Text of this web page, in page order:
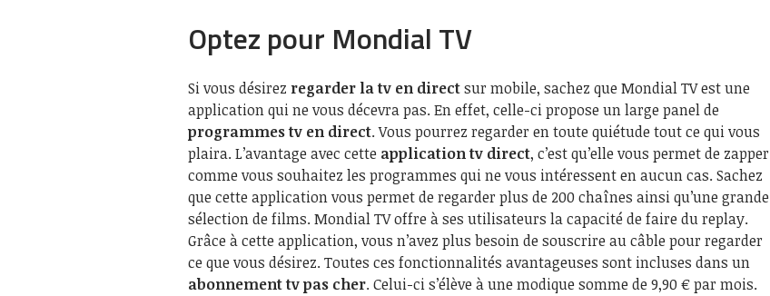
Optez pour Mondial TV
Si vous désirez regarder la tv en directsur mobile, sachez que Mondial TV est une
application qui ne vous décevra pas. En effet, celle-ci propose un large panel de
programmes tv en direct. Vous pourrez regarder en toute quiétude tout ce qui vous
plaira. L’avantage avec cette application tv direct, c’est qu’elle vous permet de zapper
comme vous souhaitez les programmes qui ne vous intéressent en aucun cas. Sachez
que cette application vous permet de regarder plus de 200 chaînes ainsi qu’une grande
sélection de films. Mondial TV offre à ses utilisateurs la capacité de faire du replay.
Grâce à cette application, vous n’avez plus besoin de souscrire au câble pour regarder
ce que vous désirez. Toutes ces fonctionnalités avantageuses sont incluses dans un
abonnement tv pas cher. Celui-ci s’élève à une modique somme de 9,90 € par mois.